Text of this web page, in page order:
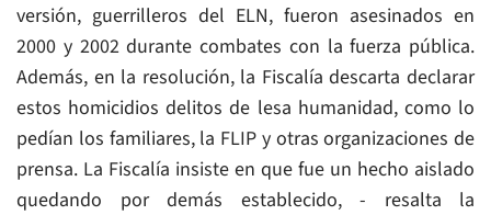
versión, guerrilleros del ELN, fueron asesinados en
2000 y 2002 durante combates con la fuerza pública.
Además, en la resolución, la Fiscalía descarta declarar
estos homicidios delitos de lesa humanidad, como lo
pedían los familiares, la FLIP y otras organizaciones de
prensa. La Fiscalía insiste en que fue un hecho aislado
quedando por demás establecido, - resalta la